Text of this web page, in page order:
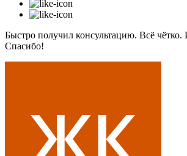
Быстро получил консультацию. Всё чётко.
Спасибо!